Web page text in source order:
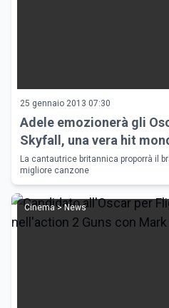
25 gennaio 2013 07:30
Adele emozionerà gli
Skyfall, una vera hit
La cantautrice britannica proporrà il
migliore canzone
Cinema > News